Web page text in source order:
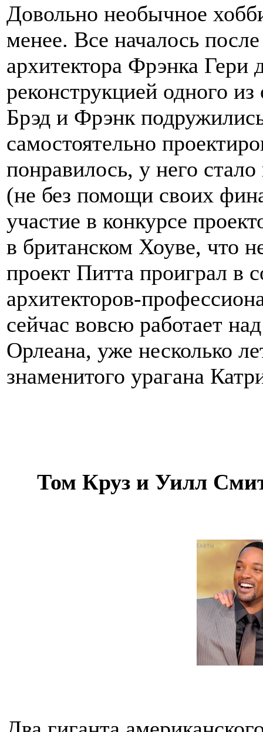
Довольно необычное
менее. Все началось
архитектора Фрэнка Гери
реконструкцией одного
Брэд и Фрэнк
самостоятельно
понравилось, у него
(не без помощи своих
участие в конкурсе
в британском Хоуве, что
проект Питта проиграл в
архитекторов-
сейчас вовсю работает
Орлеана, уже несколько
знаменитого урагана
Том Круз и Уилл